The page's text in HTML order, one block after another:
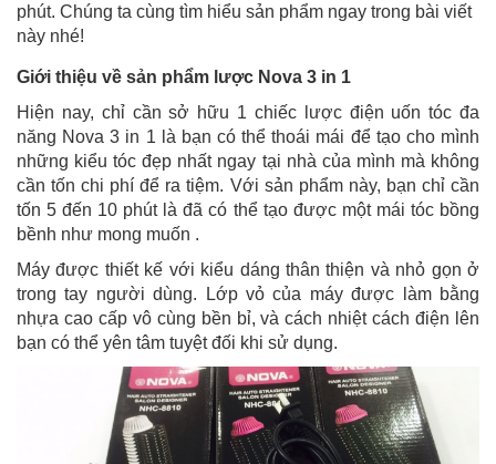
phút. Chúng ta cùng tìm hiểu sản phẩm ngay trong bài viết
này nhé!
Giới thiệu về sản phẩm lược Nova 3 in 1
Hiện nay, chỉ cần sở hữu 1 chiếc lược điện uốn tóc đa
năng Nova 3 in 1 là bạn có thể thoái mái để tạo cho mình
những kiểu tóc đẹp nhất ngay tại nhà của mình mà không
cần tốn chi phí để ra tiệm. Với sản phẩm này, bạn chỉ cần
tốn 5 đến 10 phút là đã có thể tạo được một mái tóc bồng
bềnh như mong muốn .
Máy được thiết kế với kiểu dáng thân thiện và nhỏ gọn ở
trong tay người dùng. Lớp vỏ của máy được làm bằng
nhựa cao cấp vô cùng bền bỉ, và cách nhiệt cách điện lên
bạn có thể yên tâm tuyệt đối khi sử dụng.